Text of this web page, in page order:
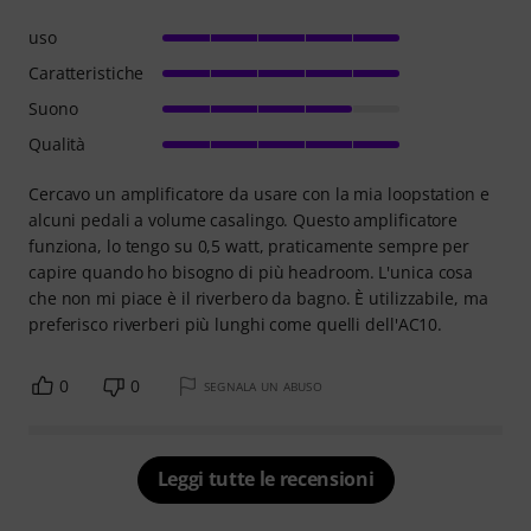
Cercavo un amplificatore da usare con la mia loopstation e
alcuni pedali a volume casalingo. Questo amplificatore
funziona, lo tengo su 0,5 watt, praticamente sempre per
capire quando ho bisogno di più headroom. L'unica cosa
che non mi piace è il riverbero da bagno. È utilizzabile, ma
preferisco riverberi più lunghi come quelli dell'AC10.
uso
Caratteristiche
Suono
Qualità
0 0 SEGNALA UN ABUSO
Leggi tutte le recensioni